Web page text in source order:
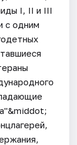
I, II и III
с одним